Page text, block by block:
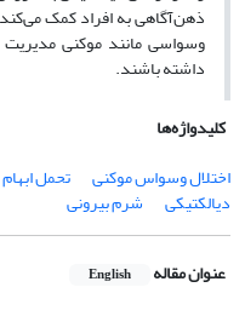
ذهن‌آگاهی به افراد کمک
وسواسی مانند موکنی
داشته باشند.
کلیدواژه‌ها
اختلال وسواس موکنی
تحمل ابهام
دیالکتیکی شرم بیرونی
عنوان مقاله English